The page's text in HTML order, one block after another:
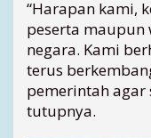
“Harapan kami,
peserta maupun
negara. Kami
terus
pemerintah agar
tutupnya.